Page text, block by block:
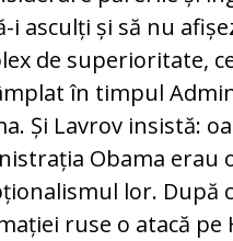
i asculți și să nu
de su­perioritate,
în tim­pul
Și Lavrov insistă:
Obama erau
lor. După
ruse o atacă pe